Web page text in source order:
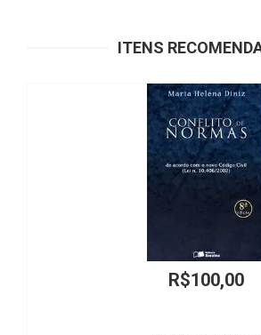
ITENS